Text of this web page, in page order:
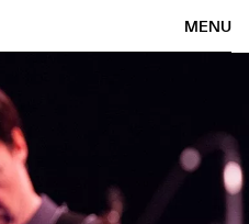
MENU